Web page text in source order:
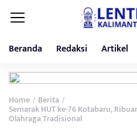
Beranda Redaksi Artikel
Home / Berita /
Semarak HUT ke-76 Kotabaru,
Olahraga Tradisional